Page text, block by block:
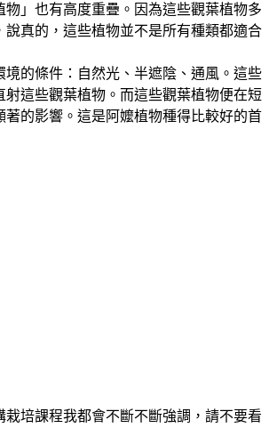
」也有高度重疊。因為這些觀葉植物多
真的，這些植物並不是所有種類都適合
境的條件 ： 自然光、半遮陰、通風。這些
這些觀葉植物。而這些觀葉植物便在短
的影響。這是阿嬤植物種得比較好的首
培課程我都會不斷不斷強調，請不要看